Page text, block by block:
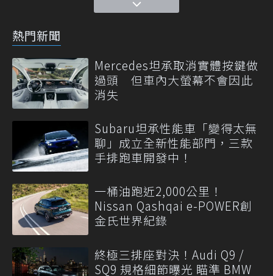
熱門新聞
Mercedes坦承取消實體按鍵做
過頭 但車內大螢幕不會因此
消失
Subaru坦承性能車「變得太無
聊」成立全新性能部門，三款
手排跑車開發中！
一桶油跑近2,000公里！
Nissan Qashqai e-POWER創
金氏世界紀錄
終極三排座對決！Audi Q9 /
SQ9 規格細節曝光 瞄準 BMW